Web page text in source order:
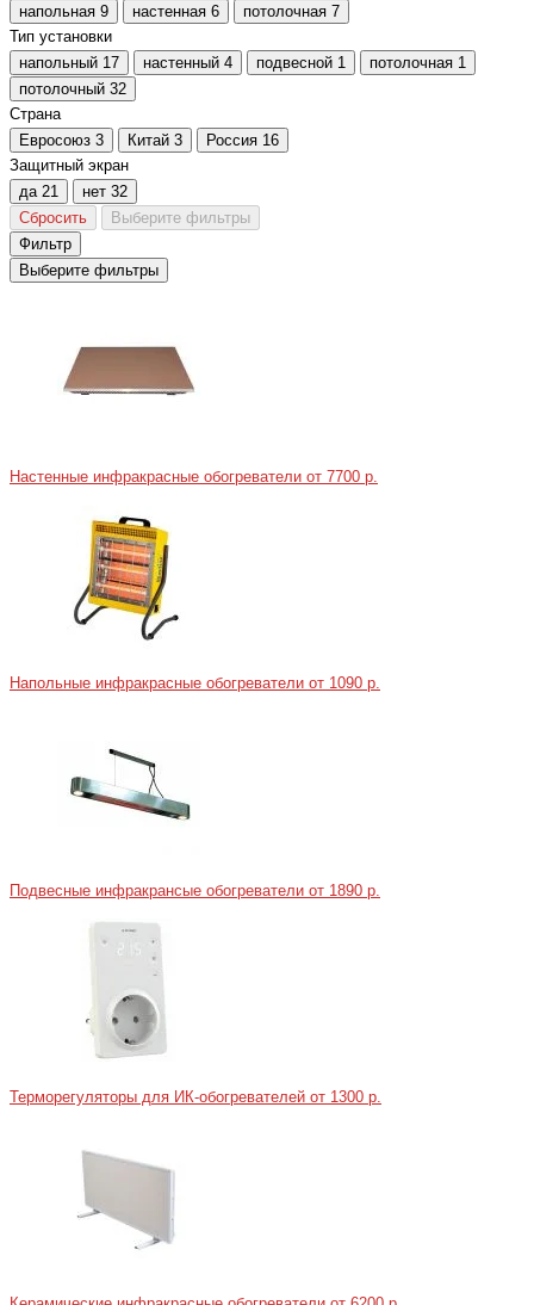
напольная 9 настенная 6 потолочная 7
Тип установки
напольный 17 настенный 4 подвесной 1 потолочная 1
потолочный 32
Страна
Евросоюз 3 Китай 3 Россия 16
Защитный экран
да 21 нет 32
Сбросить
Выберите фильтры
Фильтр
Выберите фильтры
Настенные инфракрасные обогреватели от 7700 р.
Напольные инфракрасные обогреватели от 1090 р.
Подвесные инфракрансые обогреватели от 1890 р.
Терморегуляторы для ИК-обогревателей от 1300 р.